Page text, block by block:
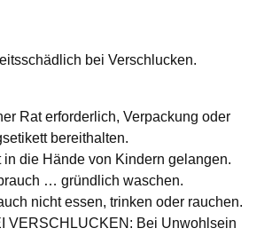
bei Verschlucken.
Rat erforderlich, Verpackung oder
bereithalten.
in die Hände von Kindern gelangen.
… gründlich waschen.
nicht essen, trinken oder rauchen.
VERSCHLUCKEN: Bei Unwohlsein